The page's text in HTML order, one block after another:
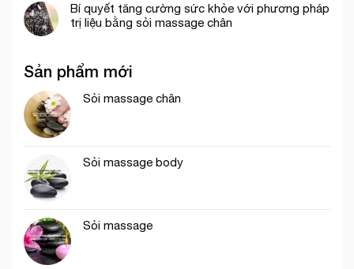
Bí quyết tăng cường sức khỏe với phương pháp
trị liệu bằng sỏi massage chân
Sản phẩm mới
Sỏi massage chân
Sỏi massage body
Sỏi massage